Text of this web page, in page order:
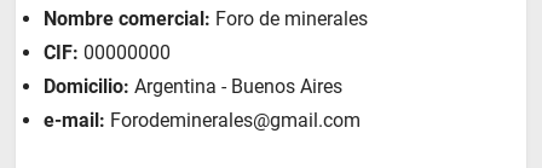
Nombre comercial: Foro de minerales
CIF: 00000000
Domicilio:Argentina - Buenos Aires
e-mail: Forodeminerales@gmail.com